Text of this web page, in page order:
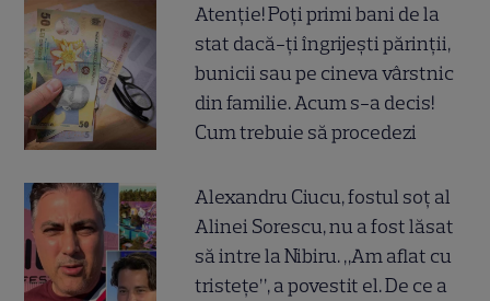
Atenție! Poți primi bani de la
stat dacă-ți îngrijești părinții,
bunicii sau pe cineva vârstnic
din familie. Acum s-a decis!
Cum trebuie să procedezi
Alexandru Ciucu, fostul soț al
Alinei Sorescu, nu a fost lăsat
să intre la Nibiru. „Am aflat cu
tristețe”, a povestit el. De ce a